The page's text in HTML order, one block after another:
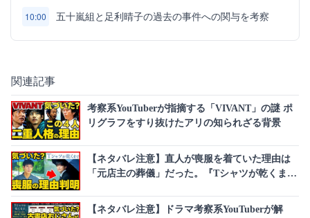
10:00 五十嵐組と足利晴子の過去の事件への関与を考察
関連記事
考察系YouTuberが指摘する「VIVANT」の謎 ポ
リグラフをすり抜けたアリの知られざる背景
【ネタバレ注意】直人が喪服を着ていた理由は
「元店主の葬儀」だった。『Tシャツが乾くま
【ネタバレ注意】ドラマ考察系YouTuberが解